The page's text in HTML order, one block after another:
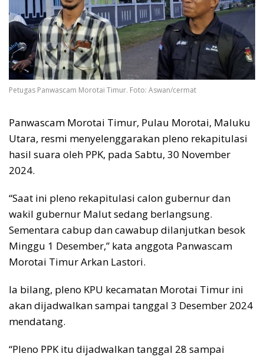
Petugas Panwascam Morotai Timur. Foto: Aswan/cermat
Panwascam Morotai Timur, Pulau Morotai, Maluku
Utara, resmi menyelenggarakan pleno rekapitulasi
hasil suara oleh PPK, pada Sabtu, 30 November
2024.
“Saat ini pleno rekapitulasi calon gubernur dan
wakil gubernur Malut sedang berlangsung.
Sementara cabup dan cawabup dilanjutkan besok
Minggu 1 Desember,” kata anggota Panwascam
Morotai Timur Arkan Lastori.
Ia bilang, pleno KPU kecamatan Morotai Timur ini
akan dijadwalkan sampai tanggal 3 Desember 2024
mendatang.
“Pleno PPK itu dijadwalkan tanggal 28 sampai